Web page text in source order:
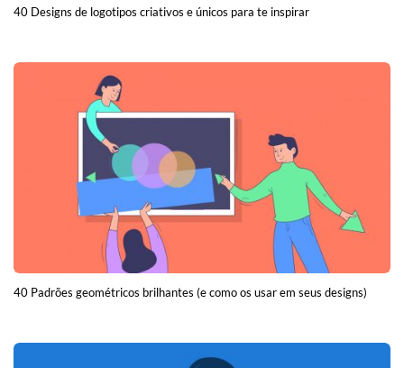
40 Designs de logotipos criativos e únicos para te inspirar
40 Padrões geométricos brilhantes (e como os usar em seus designs)